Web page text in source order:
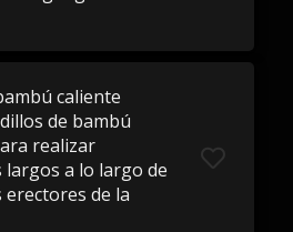
caliente
de bambú
realizar
a lo largo de
erectores de la